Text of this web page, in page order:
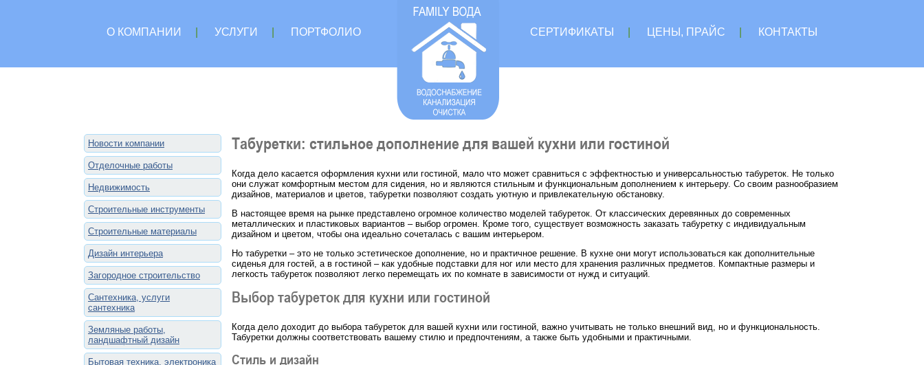
О КОМПАНИИ УСЛУГИ ПОРТФОЛИО СЕРТИФИКАТЫ ЦЕНЫ, ПРАЙС КОНТАКТЫ
Новости компании
Отделочные работы
Недвижимость
Строительные инструменты
Строительные материалы
Дизайн интерьера
Загородное строительство
Сантехника, услуги
сантехника
Земляные работы,
ландшафтный дизайн
Бытовая техника, электроника
Табуретки: стильное дополнение для вашей кухни или гостиной
Когда дело касается оформления кухни или гостиной, мало что может сравниться с эффектностью и универсальностью табуреток. Не только
они служат комфортным местом для сидения, но и являются стильным и функциональным дополнением к интерьеру. Со своим разнообразием
дизайнов, материалов и цветов, табуретки позволяют создать уютную и привлекательную обстановку.
В настоящее время на рынке представлено огромное количество моделей табуреток. От классических деревянных до современных
металлических и пластиковых вариантов – выбор огромен. Кроме того, существует возможность заказать табуретку с индивидуальным
дизайном и цветом, чтобы она идеально сочеталась с вашим интерьером.
Но табуретки – это не только эстетическое дополнение, но и практичное решение. В кухне они могут использоваться как дополнительные
сиденья для гостей, а в гостиной – как удобные подставки для ног или место для хранения различных предметов. Компактные размеры и
легкость табуреток позволяют легко перемещать их по комнате в зависимости от нужд и ситуаций.
Выбор табуреток для кухни или гостиной
Когда дело доходит до выбора табуреток для вашей кухни или гостиной, важно учитывать не только внешний вид, но и функциональность.
Табуретки должны соответствовать вашему стилю и предпочтениям, а также быть удобными и практичными.
Стиль и дизайн